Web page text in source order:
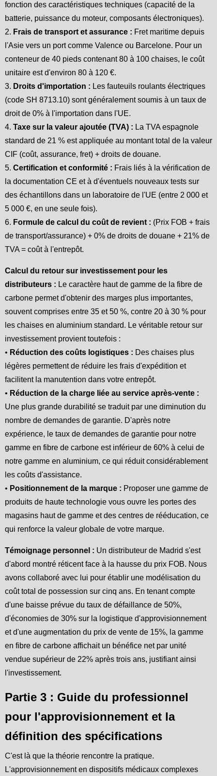
fonction des caractéristiques techniques (capacité de la
batterie, puissance du moteur, composants électroniques).
2. Frais de transport et assurance : Fret maritime depuis
l'Asie vers un port comme Valence ou Barcelone. Pour un
conteneur de 40 pieds contenant 80 à 100 chaises, le coût
unitaire est d'environ 80 à 120 €.
3. Droits d'importation : Les fauteuils roulants électriques
(code SH 8713.10) sont généralement soumis à un taux de
droit de 0% à l'importation dans l'UE.
4. Taxe sur la valeur ajoutée (TVA) : La TVA espagnole
standard de 21 % est appliquée au montant total de la valeur
CIF (coût, assurance, fret) + droits de douane.
5. Certification et conformité : Frais liés à la vérification de
la documentation CE et à d'éventuels nouveaux tests sur
des échantillons dans un laboratoire de l'UE (entre 2 000 et
5 000 €, en une seule fois).
6. Formule de calcul du coût de revient : (Prix FOB + frais
de transport/assurance) + 0% de droits de douane + 21% de
TVA = coût à l'entrepôt.
Calcul du retour sur investissement pour les
distributeurs : Le caractère haut de gamme de la fibre de
carbone permet d'obtenir des marges plus importantes,
souvent comprises entre 35 et 50 %, contre 20 à 30 % pour
les chaises en aluminium standard. Le véritable retour sur
investissement provient toutefois :
• Réduction des coûts logistiques : Des chaises plus
légères permettent de réduire les frais d'expédition et
facilitent la manutention dans votre entrepôt.
• Réduction de la charge liée au service après-vente :
Une plus grande durabilité se traduit par une diminution du
nombre de demandes de garantie. D'après notre
expérience, le taux de demandes de garantie pour notre
gamme en fibre de carbone est inférieur de 60% à celui de
notre gamme en aluminium, ce qui réduit considérablement
les coûts d'assistance.
• Positionnement de la marque : Proposer une gamme de
produits de haute technologie vous ouvre les portes des
magasins haut de gamme et des centres de rééducation, ce
qui renforce la valeur globale de votre marque.
Témoignage personnel : Un distributeur de Madrid s'est
d'abord montré réticent face à la hausse du prix FOB. Nous
avons collaboré avec lui pour établir une modélisation du
coût total de possession sur cinq ans. En tenant compte
d'une baisse prévue du taux de défaillance de 50%,
d'économies de 30% sur la logistique d'approvisionnement
et d'une augmentation du prix de vente de 15%, la gamme
en fibre de carbone affichait un bénéfice net par unité
vendue supérieur de 22% après trois ans, justifiant ainsi
l'investissement.
Partie 3 : Guide du professionnel
pour l'approvisionnement et la
définition des spécifications
C'est là que la théorie rencontre la pratique.
L'approvisionnement en dispositifs médicaux complexes